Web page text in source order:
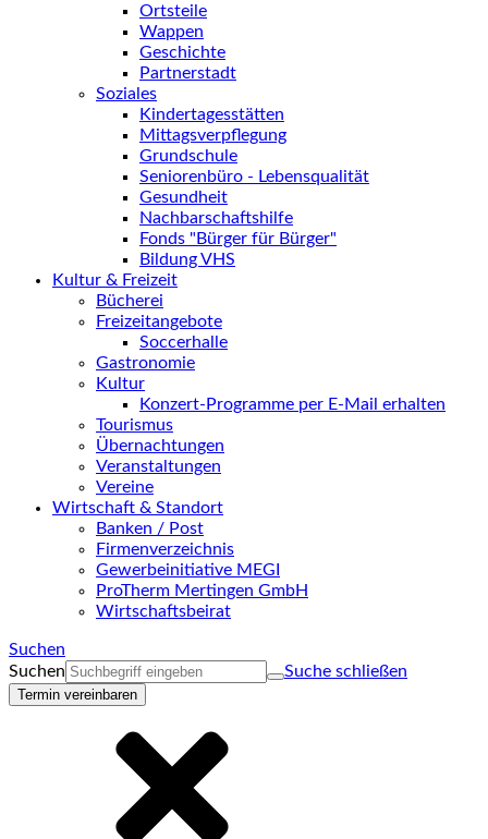
Ortsteile
Wappen
Geschichte
Partnerstadt
Soziales
Kindertagesstätten
Mittagsverpflegung
Grundschule
Seniorenbüro - Lebensqualität
Gesundheit
Nachbarschaftshilfe
Fonds "Bürger für Bürger"
Bildung VHS
Kultur & Freizeit
Bücherei
Freizeitangebote
Soccerhalle
Gastronomie
Kultur
Konzert-Programme per E-Mail erhalten
Tourismus
Übernachtungen
Veranstaltungen
Vereine
Wirtschaft & Standort
Banken / Post
Firmenverzeichnis
Gewerbeinitiative MEGI
ProTherm Mertingen GmbH
Wirtschaftsbeirat
Suchen
Suchen
Suche schließen
Termin vereinbaren